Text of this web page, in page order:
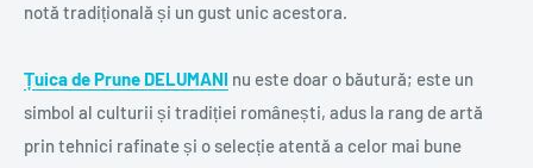
notă tradițională și un gust unic acestora.
Țuica de Prune DELUMANI nu este doar o băutură; este un
simbol al culturii și tradiției românești, adus la rang de artă
prin tehnici rafinate și o selecție atentă a celor mai bune